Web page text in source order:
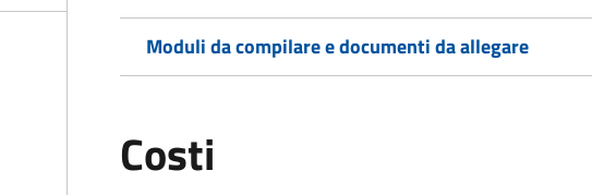
Moduli da compilare e documenti da allegare
Costi